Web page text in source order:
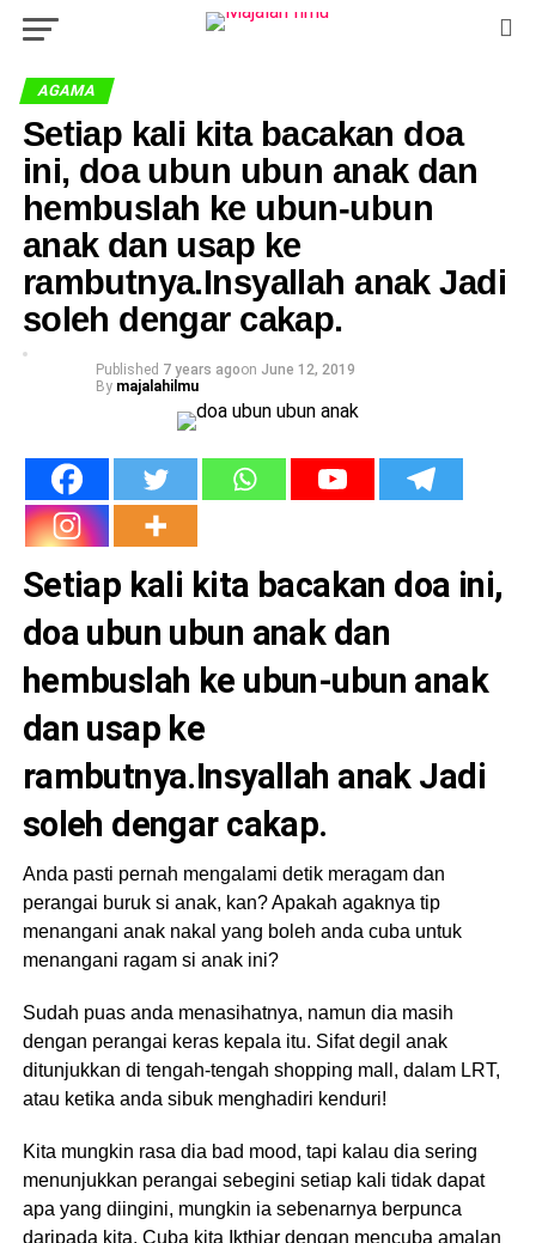
AGAMA
Setiap kali kita bacakan doa
ini, doa ubun ubun anak dan
hembuslah ke ubun-ubun
anak dan usap ke
rambutnya.Insyallah anak Jadi
soleh dengar cakap.
Published 7 years agoon June 12, 2019
By majalahilmu
Setiap kali kita bacakan doa ini,
doa ubun ubun anak dan
hembuslah ke ubun-ubun anak
dan usap ke
rambutnya.Insyallah anak Jadi
soleh dengar cakap.
Anda pasti pernah mengalami detik meragam dan
perangai buruk si anak, kan? Apakah agaknya tip
menangani anak nakal yang boleh anda cuba untuk
menangani ragam si anak ini?
Sudah puas anda menasihatnya, namun dia masih
dengan perangai keras kepala itu. Sifat degil anak
ditunjukkan di tengah-tengah shopping mall, dalam LRT,
atau ketika anda sibuk menghadiri kenduri!
Kita mungkin rasa dia bad mood, tapi kalau dia sering
menunjukkan perangai sebegini setiap kali tidak dapat
apa yang diingini, mungkin ia sebenarnya berpunca
daripada kita. Cuba kita Ikthiar dengan mencuba amalan